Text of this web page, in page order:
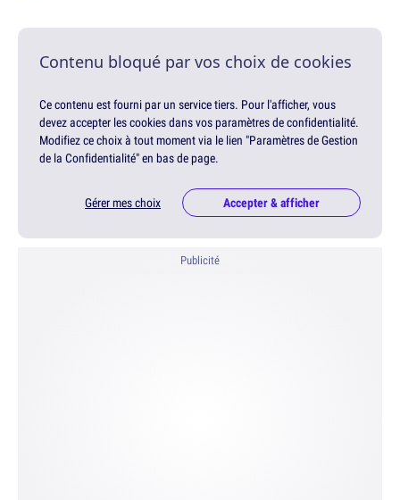
Contenu bloqué par vos choix de cookies
Ce contenu est fourni par un service tiers. Pour l'afficher, vous
devez accepter les cookies dans vos paramètres de confidentialité.
Modifiez ce choix à tout moment via le lien "Paramètres de Gestion
de la Confidentialité" en bas de page.
Gérer mes choix Accepter & afficher
Publicité